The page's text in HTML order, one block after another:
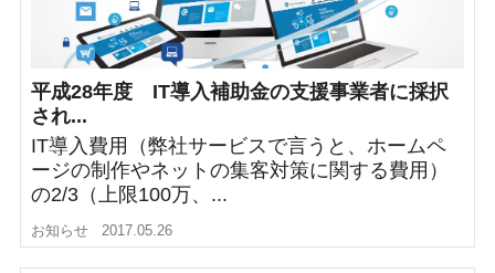
平成28年度 IT導入補助金の支援事業者に採択
され...
IT導入費用（弊社サービスで言うと、ホームペ
ージの制作やネットの集客対策に関する費用）
の2/3（上限100万、...
お知らせ 2017.05.26